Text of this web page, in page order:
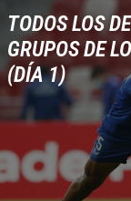
TODOS LOS
GRUPOS DE
(DÍA 1)